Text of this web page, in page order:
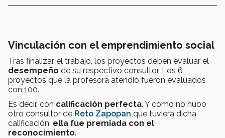
Vinculación con el emprendimiento social
Tras finalizar el trabajo, los proyectos deben evaluar el
desempeño de su respectivo consultor. Los 6
proyectos que la profesora atendió fueron evaluados
con 100.
Es decir, con calificación perfecta. Y como no hubo
otro consultor de Reto Zapopan que tuviera dicha
calificación, ella fue premiada con el
reconocimiento.